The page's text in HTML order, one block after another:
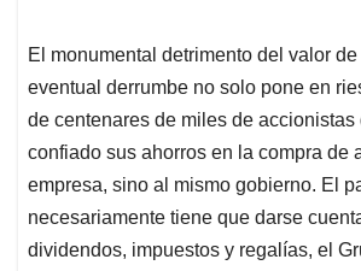
El monumental detrimento del valor
eventual derrumbe no solo pone en
de centenares de miles de accionistas
confiado sus ahorros en la compra de
empresa, sino al mismo gobierno. El
necesariamente tiene que darse
dividendos, impuestos y regalías, el